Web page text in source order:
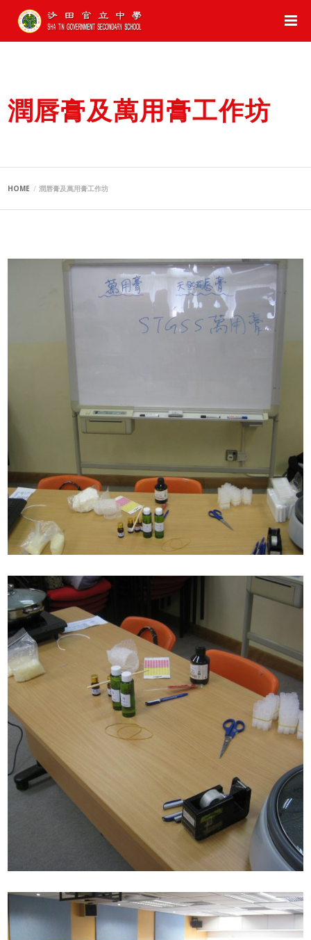
潤唇膏及萬用膏工作坊
HOME 潤唇膏及萬用膏工作坊